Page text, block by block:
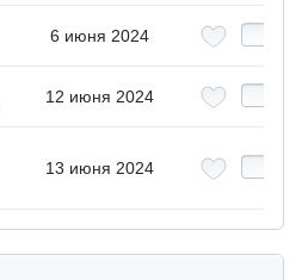
6 июня 2024
12 июня 2024
13 июня 2024